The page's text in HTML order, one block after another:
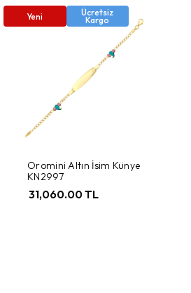
Yeni Ücretsiz
Kargo
Oromini Altın İsim Künye
KN2997
31,060.00 TL